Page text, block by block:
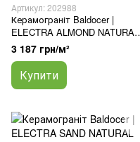
Артикул: 202988
Керамограніт Baldocer |
ELECTRA ALMOND NATURAL
120X120
3 187 грн/м²
Купити